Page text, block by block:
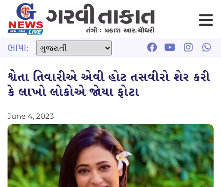
ભાષા:
શ્વેતા તિવારીએ એવી હોટ તસવીરો શેર કરી
કે લાખો લોકોએ જોયા ફોટા
June 4, 2023